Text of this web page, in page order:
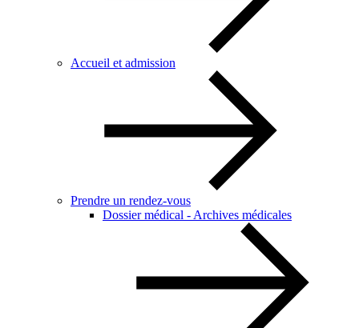
Accueil et admission
Prendre un rendez-vous
Dossier médical - Archives médicales